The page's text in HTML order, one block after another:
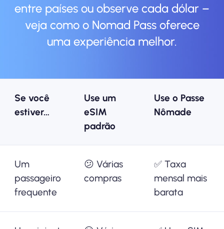
entre países ou observe cada dólar –
veja como o Nomad Pass oferece
uma experiência melhor.
Se você
estiver…
Use um
eSIM
padrão
Use o Passe
Nômade
Um
passageiro
frequente
😕 Várias
compras
✅ Taxa
mensal mais
barata